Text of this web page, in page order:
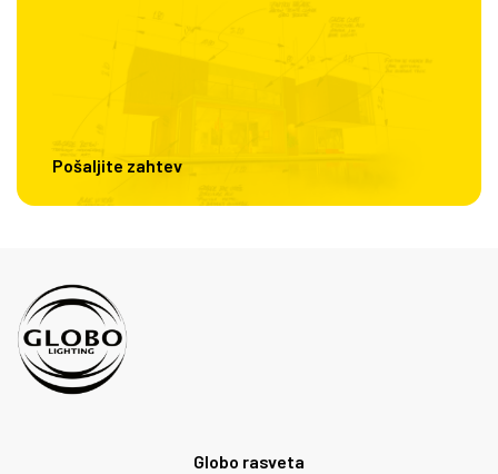
Pošaljite zahtev
Globo rasveta